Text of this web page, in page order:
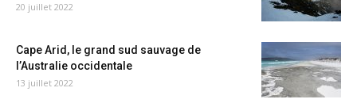
20 juillet 2022
Cape Arid, le grand sud sauvage de
l’Australie occidentale
13 juillet 2022